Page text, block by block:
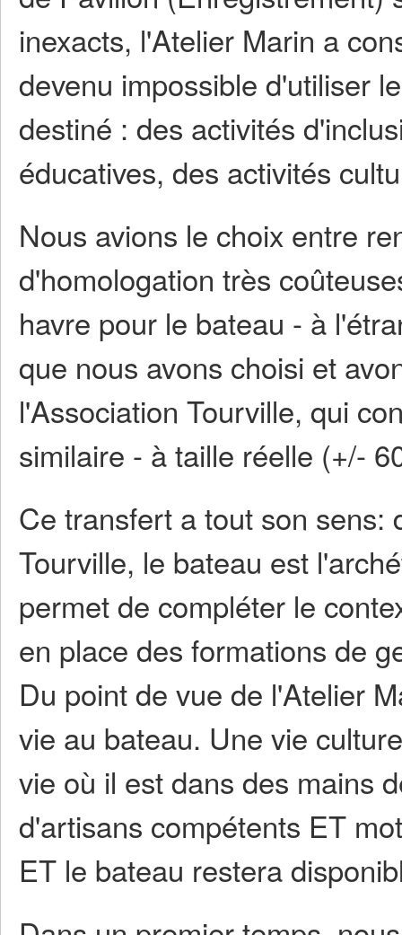
inexacts, l'Atelier Marin a
devenu impossible d'utiliser
destiné : des activités
éducatives, des activités
Nous avions le choix entre
d'homologation très
havre pour le bateau - à
que nous avons choisi et
l'Association Tourville, qui
similaire - à taille réelle (+/-
Ce transfert a tout son sens:
Tourville, le bateau est
permet de compléter le
en place des formations de
Du point de vue de l'Atelier
vie au bateau. Une vie
vie où il est dans des mains
d'artisans compétents ET
ET le bateau restera